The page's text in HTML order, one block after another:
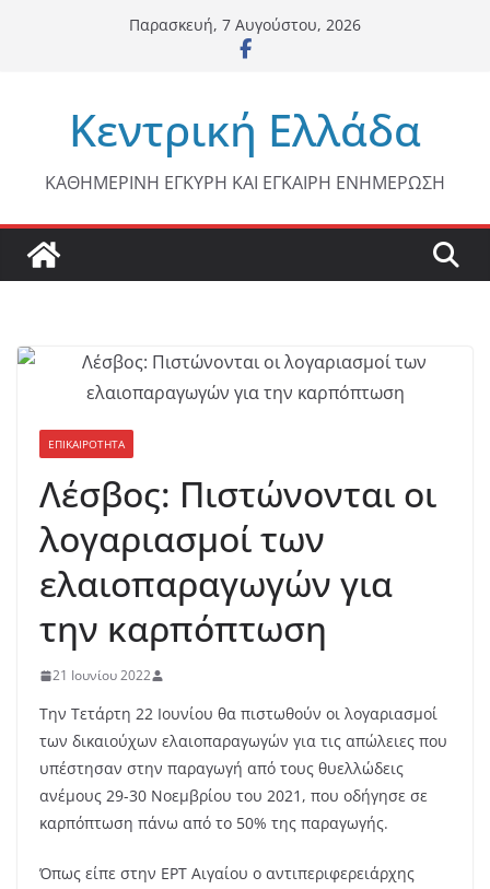
Παρασκευή, 7 Αυγούστου, 2026
Κεντρική Ελλάδα
ΚΑΘΗΜΕΡΙΝΗ ΕΓΚΥΡΗ ΚΑΙ ΕΓΚΑΙΡΗ ΕΝΗΜΕΡΩΣΗ
ΕΠΙΚΑΙΡΟΤΗΤΑ
Λέσβος: Πιστώνονται οι
λογαριασμοί των
ελαιοπαραγωγών για
την καρπόπτωση
21 Ιουνίου 2022
Την Τετάρτη 22 Ιουνίου θα πιστωθούν οι λογαριασμοί
των δικαιούχων ελαιοπαραγωγών για τις απώλειες που
υπέστησαν στην παραγωγή από τους θυελλώδεις
ανέμους 29-30 Νοεμβρίου του 2021, που οδήγησε σε
καρπόπτωση πάνω από το 50% της παραγωγής.
Όπως είπε στην ΕΡΤ Αιγαίου ο αντιπεριφερειάρχης